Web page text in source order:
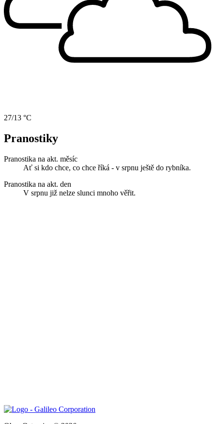
27/13 °C
Pranostiky
Pranostika na akt. měsíc
Ať si kdo chce, co chce říká - v srpnu ještě do rybníka.
Pranostika na akt. den
V srpnu již nelze slunci mnoho věřit.